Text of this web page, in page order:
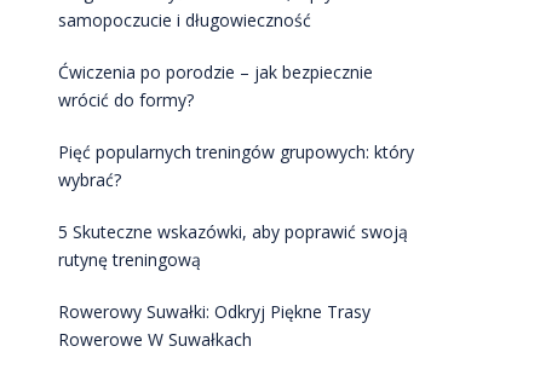
samopoczucie i długowieczność
Ćwiczenia po porodzie – jak bezpiecznie
wrócić do formy?
Pięć popularnych treningów grupowych: który
wybrać?
5 Skuteczne wskazówki, aby poprawić swoją
rutynę treningową
Rowerowy Suwałki: Odkryj Piękne Trasy
Rowerowe W Suwałkach